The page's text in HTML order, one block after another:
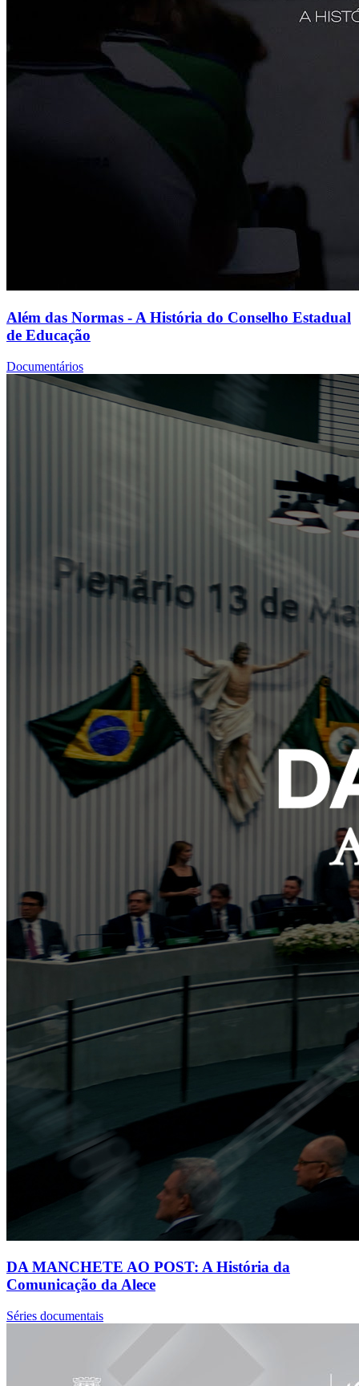
Além das Normas - A História do Conselho Estadual
de Educação
Documentários
DA MANCHETE AO POST: A História da
Comunicação da Alece
Séries documentais